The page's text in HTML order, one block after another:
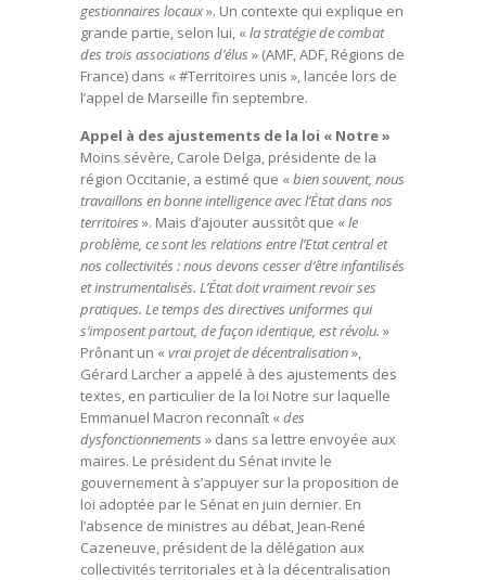
gestionnaires locaux». Un contexte qui explique en
grande partie, selon lui, « la stratégie de combat
des trois associations d’élus » (AMF, ADF, Régions de
France) dans « #Territoires unis », lancée lors de
l’appel de Marseille fin septembre.
Appel à des ajustements de la loi « Notre »
Moins sévère, Carole Delga, présidente de la
région Occitanie, a estimé que « bien souvent, nous
travaillons en bonne intelligence avec l’État dans nos
territoires ». Mais d’ajouter aussitôt que « le
problème, ce sont les relations entre l’Etat central et
nos collectivités : nous devons cesser d’être infantilisés
et instrumentalisés. L’État doit vraiment revoir ses
pratiques. Le temps des directives uniformes qui
s’imposent partout, de façon identique, est révolu. »
Prônant un « vrai projet de décentralisation»,
Gérard Larcher a appelé à des ajustements des
textes, en particulier de la loi Notre sur laquelle
Emmanuel Macron reconnaît « des
dysfonctionnements » dans sa lettre envoyée aux
maires. Le président du Sénat invite le
gouvernement à s’appuyer sur la proposition de
loi adoptée par le Sénat en juin dernier. En
l’absence de ministres au débat, Jean-René
Cazeneuve, président de la délégation aux
collectivités territoriales et à la décentralisation